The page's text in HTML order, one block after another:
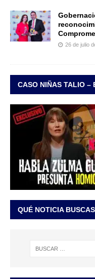
26 de julio
CASO NIÑAS TALIO –
QUÉ NOTICIA